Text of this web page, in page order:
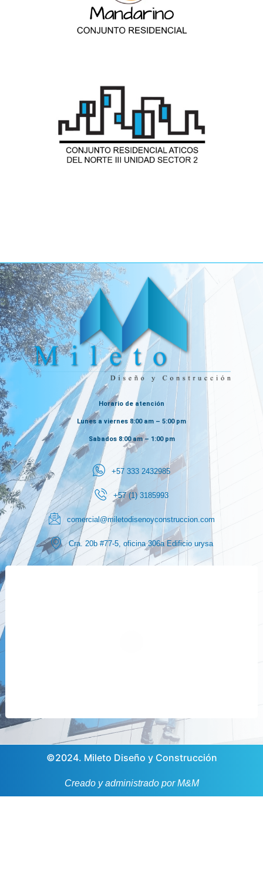
Horario de atención
Lunes a viernes 8:00 am – 5:00 pm
Sabados 8:00 am – 1:00 pm
+57 333 2432985
+57 (1) 3185993
comercial@miletodisenoyconstruccion.com
Cra. 20b #77-5, oficina 306a Edificio urysa
©2024. Mileto Diseño y Construcción
Creado y administrado por M&M